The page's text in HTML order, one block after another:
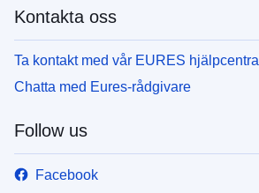
Kontakta oss
Ta kontakt med vår EURES hjälpcentral
Chatta med Eures-rådgivare
Follow us
Facebook